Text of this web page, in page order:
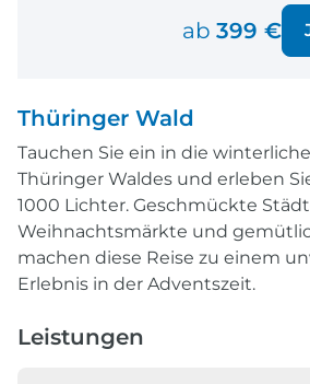
ab 399 €
Thüringer Wald
Tauchen Sie ein in die
Thüringer Waldes und erleben
1000 Lichter. Geschmückte
Weihnachtsmärkte und
machen diese Reise zu einem
Erlebnis in der Adventszeit.
Leistungen